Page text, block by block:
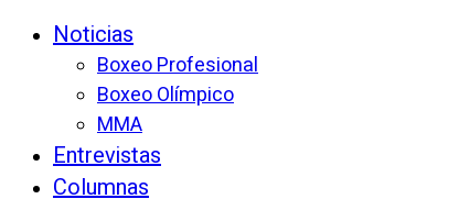
Noticias
Boxeo Profesional
Boxeo Olímpico
MMA
Entrevistas
Columnas